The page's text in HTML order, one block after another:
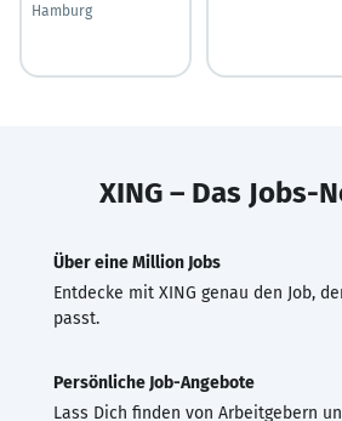
Hamburg
XING – Das Jobs-
Über eine Million Jobs
Entdecke mit XING genau den Job,
passt.
Persönliche Job-Angebote
Lass Dich finden von Arbeitgebern